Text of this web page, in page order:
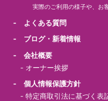
実際のご利用の様子や、お
- よくある質問
- ブログ・新着情報
- 会社概要
- オーナー挨拶
- 個人情報保護方針
-特定商取引法に基づく表